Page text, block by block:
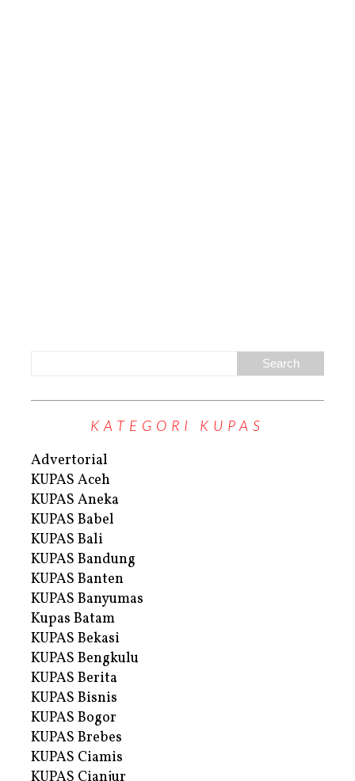
KATEGORI KUPAS
Advertorial
KUPAS Aceh
KUPAS Aneka
KUPAS Babel
KUPAS Bali
KUPAS Bandung
KUPAS Banten
KUPAS Banyumas
Kupas Batam
KUPAS Bekasi
KUPAS Bengkulu
KUPAS Berita
KUPAS Bisnis
KUPAS Bogor
KUPAS Brebes
KUPAS Ciamis